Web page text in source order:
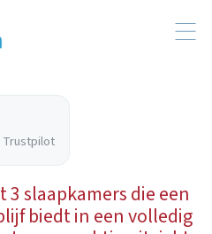
slaapkamers die een
biedt in een volledig